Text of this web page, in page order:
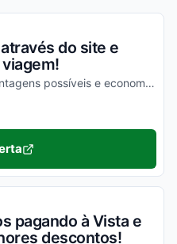
do site e
Aproveite com as melhores vantagens possíveis e economize agora mesmo!
pagando à Vista e
descontos!